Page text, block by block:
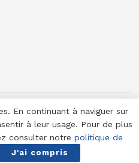
En continuant à naviguer sur
à leur usage. Pour de plus
consulter notre politique de
J'ai compris